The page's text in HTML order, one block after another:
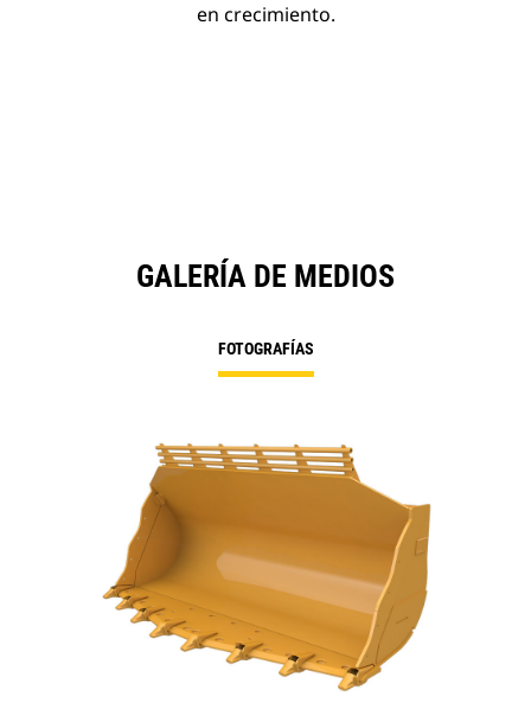
en crecimiento.
GALERÍA DE MEDIOS
FOTOGRAFÍAS